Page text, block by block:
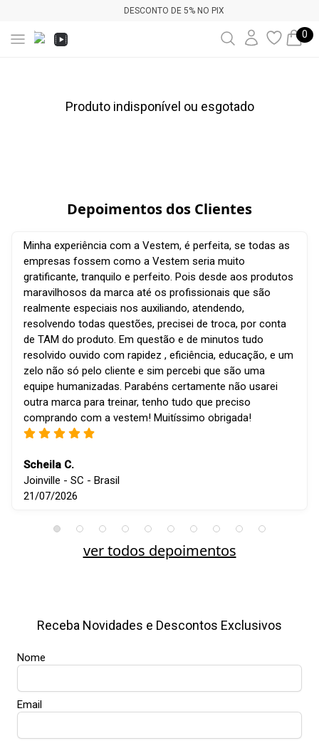
DESCONTO DE 5% NO PIX
0
Produto indisponível ou esgotado
Depoimentos dos Clientes
Minha experiência com a Vestem, é perfeita, se todas as
empresas fossem como a Vestem seria muito
gratificante, tranquilo e perfeito. Pois desde aos produtos
maravilhosos da marca até os profissionais que são
realmente especiais nos auxiliando, atendendo,
resolvendo todas questões, precisei de troca, por conta
de TAM do produto. Em questão e de minutos tudo
resolvido ouvido com rapidez , eficiência, educação, e um
zelo não só pelo cliente e sim percebi que são uma
equipe humanizadas. Parabéns certamente não usarei
outra marca para treinar, tenho tudo que preciso
comprando com a vestem! Muitíssimo obrigada!
Scheila C.
Joinville - SC - Brasil
21/07/2026
ver todos depoimentos
Receba Novidades e Descontos Exclusivos
Nome
Email